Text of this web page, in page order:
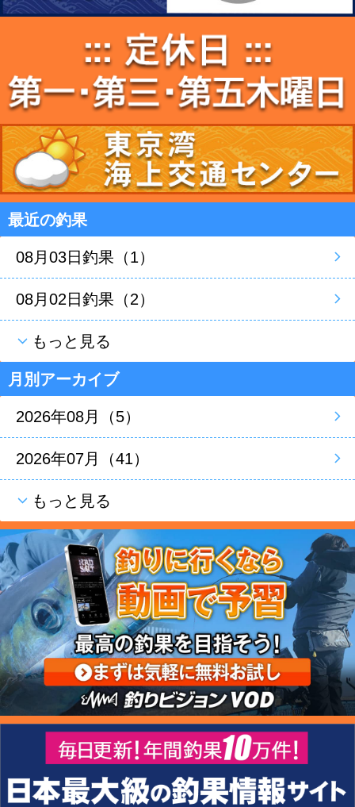
最近の釣果
08月03日釣果（1）
08月02日釣果（2）
もっと見る
月別アーカイブ
2026年08月（5）
2026年07月（41）
もっと見る